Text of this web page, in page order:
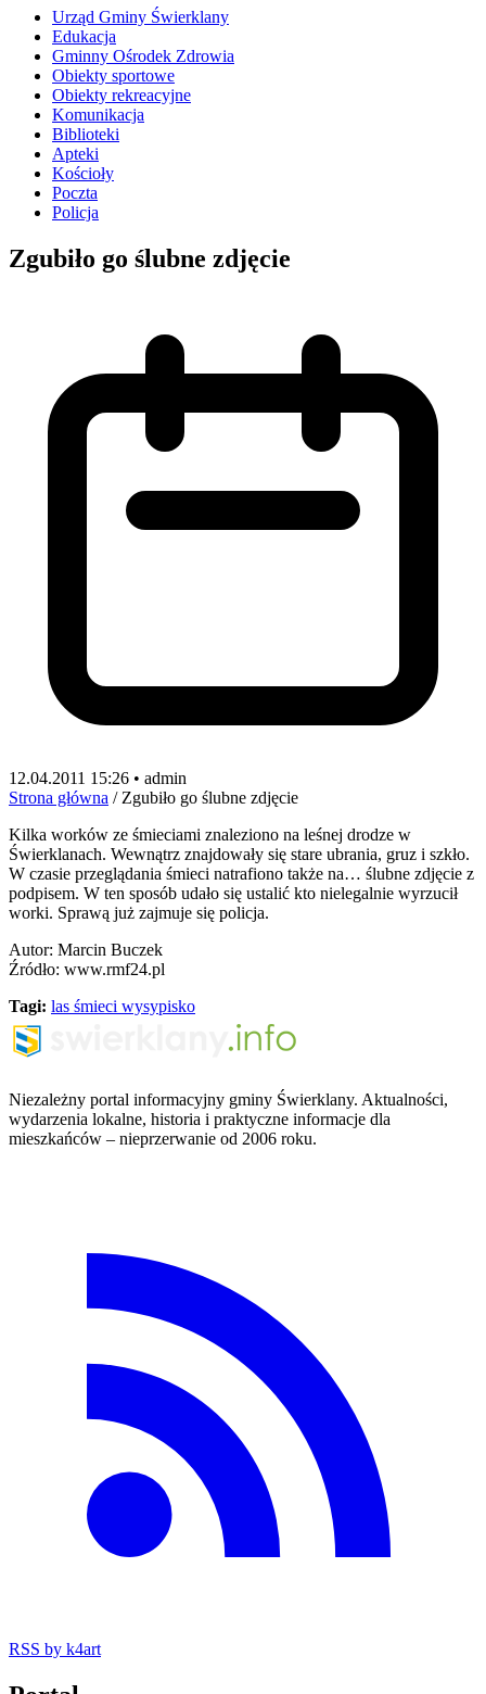
Urząd Gminy Świerklany
Edukacja
Gminny Ośrodek Zdrowia
Obiekty sportowe
Obiekty rekreacyjne
Komunikacja
Biblioteki
Apteki
Kościoły
Poczta
Policja
Zgubiło go ślubne zdjęcie
12.04.2011 15:26 • admin
Strona główna / Zgubiło go ślubne zdjęcie
Kilka worków ze śmieciami znaleziono na leśnej drodze w
Świerklanach. Wewnątrz znajdowały się stare ubrania, gruz i szkło.
W czasie przeglądania śmieci natrafiono także na… ślubne zdjęcie z
podpisem. W ten sposób udało się ustalić kto nielegalnie wyrzucił
worki. Sprawą już zajmuje się policja.
Autor: Marcin Buczek
Źródło: www.rmf24.pl
Tagi: las śmieci wysypisko
Niezależny portal informacyjny gminy Świerklany. Aktualności,
wydarzenia lokalne, historia i praktyczne informacje dla
mieszkańców – nieprzerwanie od 2006 roku.
RSS by k4art